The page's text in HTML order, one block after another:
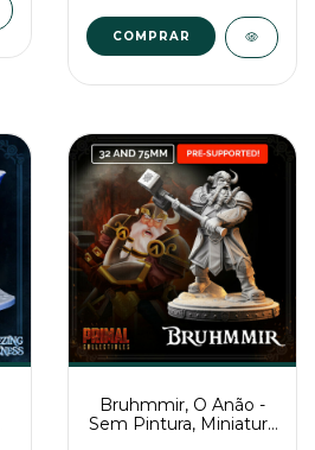
Bruhmmir, O Anão -
Sem Pintura, Miniatura